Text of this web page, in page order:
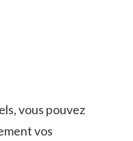
vous pouvez
vos